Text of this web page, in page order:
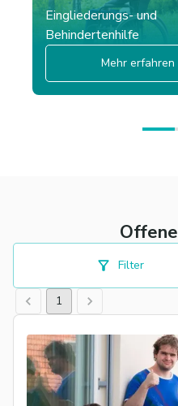
Eingliederungs- und
Behindertenhilfe
Mehr erfahren
Offene
Filter
1